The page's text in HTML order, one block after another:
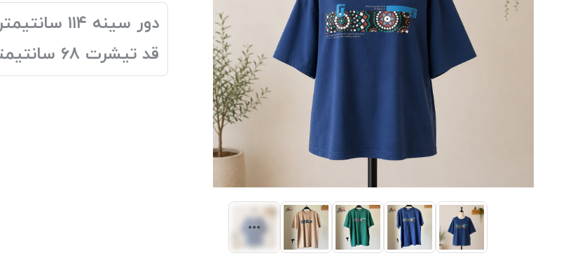
دور سینه ۱۱۴ سانتیمتر
قد تیشرت ۶۸ سانتیمتر